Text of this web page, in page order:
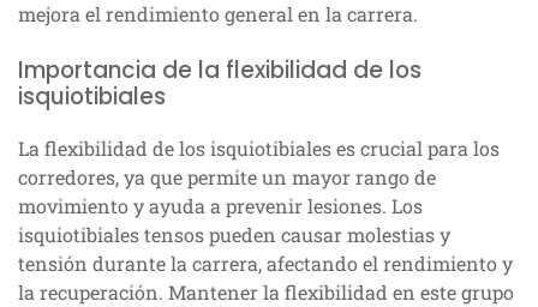
mejora el rendimiento general en la carrera.
Importancia de la flexibilidad de los
isquiotibiales
La flexibilidad de los isquiotibiales es crucial para los
corredores, ya que permite un mayor rango de
movimiento y ayuda a prevenir lesiones. Los
isquiotibiales tensos pueden causar molestias y
tensión durante la carrera, afectando el rendimiento y
la recuperación. Mantener la flexibilidad en este grupo